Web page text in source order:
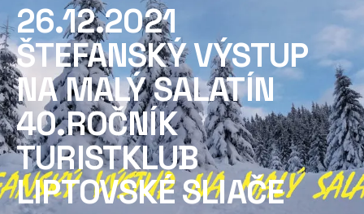
26.12.2021
ŠTEFANSKÝ VÝSTUP
NA MALÝ SALATÍN
40.ROČNÍK
TURISTKLUB
LIPTOVSKÉ SLIAČE